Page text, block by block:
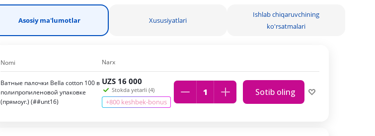
Asosiy ma'lumotlar Xususiyatlari
Ishlab chiqaruvchining
ko'rsatmalari
Nomi Narx
Ватные палочки Bella cotton 100 в
полипропиленовой упаковке
(прямоуг.) (##unt16)
UZS 16 000
Stokda yetarli (4)
+800 keshbek-bonus
Sotib oling